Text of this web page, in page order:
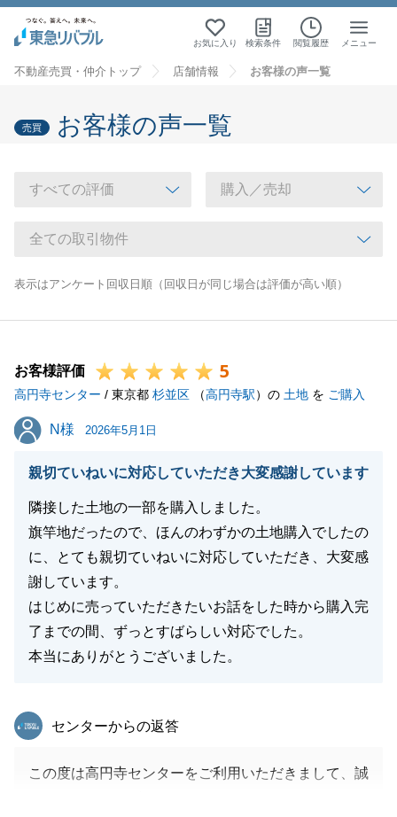
お気に入り 検索条件 閲覧履歴 メニュー
不動産売買・仲介トップ 店舗情報 お客様の声一覧
売買 お客様の声一覧
表示はアンケート回収日順（回収日が同じ場合は評価が高い順）
お客様評価 5
高円寺センター / 東京都 杉並区 （高円寺駅）の 土地 を ご購入
N様
N様 2026年5月1日
親切ていねいに対応していただき大変感謝しています
隣接した土地の一部を購入しました。
旗竿地だったので、ほんのわずかの土地購入でしたの
に、とても親切ていねいに対応していただき、大変感
謝しています。
はじめに売っていただきたいお話をした時から購入完
了までの間、ずっとすばらしい対応でした。
本当にありがとうございました。
東急リバブル
センターからの返答
この度は高円寺センターをご利用いただきまして、誠